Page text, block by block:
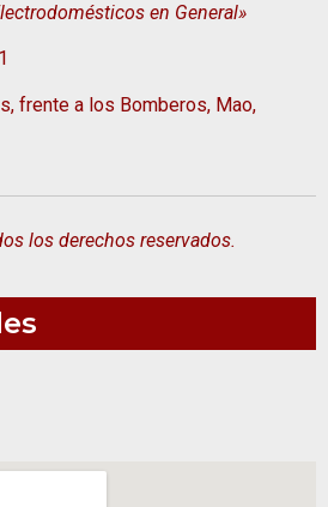
en General»
frente a los Bomberos, Mao,
los derechos reservados.